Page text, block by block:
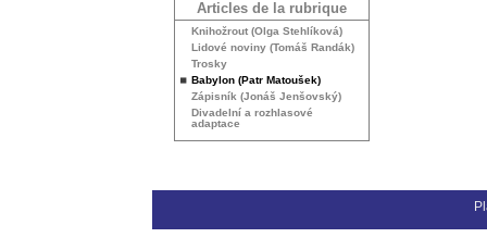
Articles de la rubrique
Knihožrout (Olga Stehlíková)
Lidové noviny (Tomáš Randák)
Trosky
Babylon (Patr Matoušek)
Zápisník (Jonáš Jenšovský)
Divadelní a rozhlasové
adaptace